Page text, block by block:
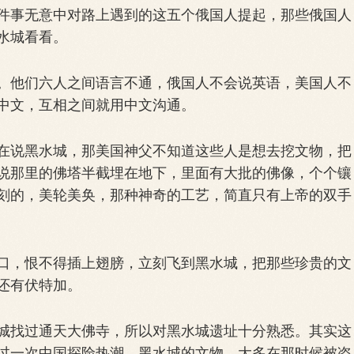
无意中对路上遇到的这五个俄国人提起，那些俄国人
看看。
六人之间语言不通，俄国人不会说英语，美国人不
，互相之间就用中文沟通。
水城，那美国神父不知道这些人是想去挖文物，把
里的佛塔半截埋在地下，里面有大批的佛像，个个镶
，美轮美奂，那种神奇的工艺，简直只有上帝的双手
不得插上翅膀，立刻飞到黑水城，把那些珍贵的文
伏特加。
通天大佛寺，所以对黑水城遗址十分熟悉。其实这